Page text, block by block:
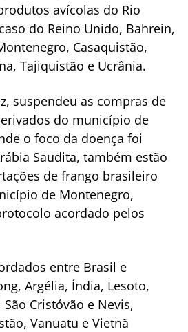
avícolas do Rio
do Reino Unido, Bahrein,
Casaquistão,
Tajiquistão e Ucrânia.
suspendeu as compras de
do município de
o foco da doença foi
Saudita, também estão
de frango brasileiro
de Montenegro,
acordado pelos
entre Brasil e
Argélia, Índia, Lesoto,
Cristóvão e Nevis,
Vanuatu e Vietnã